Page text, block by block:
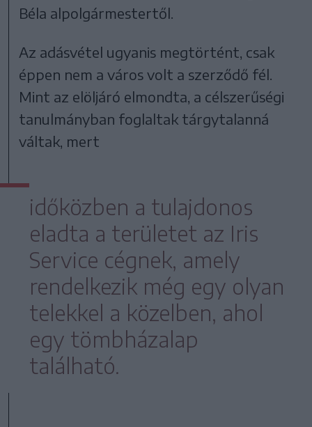
Béla alpolgármestertől.
Az adásvétel ugyanis megtörtént, csak
éppen nem a város volt a szerződő fél.
Mint az elöljáró elmondta, a célszerűségi
tanulmányban foglaltak tárgytalanná
váltak, mert
időközben a tulajdonos
eladta a területet az Iris
Service cégnek, amely
rendelkezik még egy olyan
telekkel a közelben, ahol
egy tömbházalap
található.